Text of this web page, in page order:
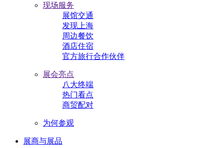
现场服务
展馆交通
发现上海
周边餐饮
酒店住宿
官方旅行合作伙伴
展会亮点
八大终端
热门看点
商贸配对
为何参观
展商与展品